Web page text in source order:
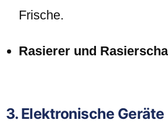
Frische.
Rasierer und
3. Elektronische Geräte